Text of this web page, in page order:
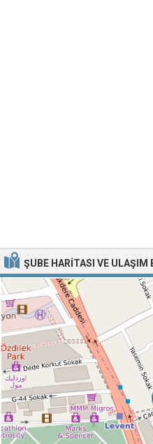
ŞUBE HARITASI VE ULAŞIM